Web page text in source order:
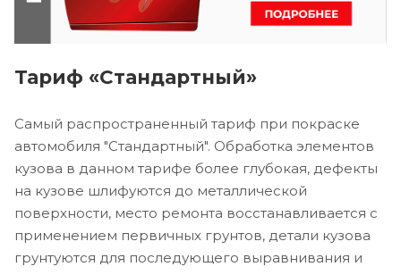
Тариф «Стандартный»
Самый распространенный тариф при покраске
автомобиля "Стандартный". Обработка элементов
кузова в данном тарифе более глубокая, дефекты
на кузове шлифуются до металлической
поверхности, место ремонта восстанавливается с
применением первичных грунтов, детали кузова
грунтуются для последующего выравнивания и